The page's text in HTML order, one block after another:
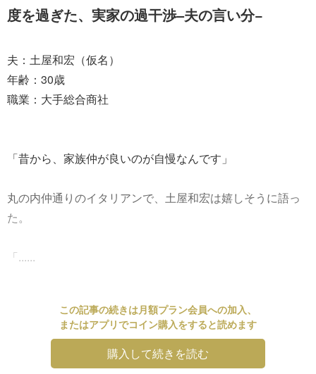
度を過ぎた、実家の過干渉–夫の言い分−
夫：土屋和宏（仮名）
年齢：30歳
職業：大手総合商社
「昔から、家族仲が良いのが自慢なんです」
丸の内仲通りのイタリアンで、土屋和宏は嬉しそうに語っ
た。
「......
この記事の続きは月額プラン会員への加入、
またはアプリでコイン購入をすると読めます
購入して続きを読む